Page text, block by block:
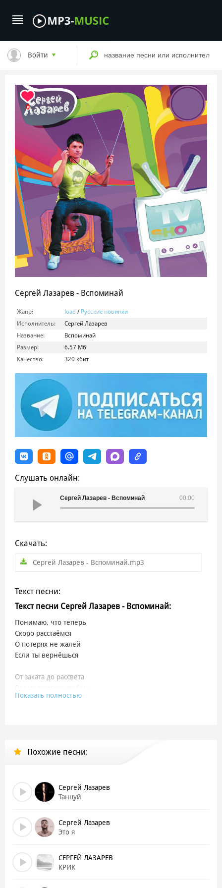
Войти
0
Сергей Лазарев - Вспоминай
Жанр: load / Русские новинки
Исполнитель:
Сергей Лазарев
Название:
Вспоминай
Размер:
6.57 Мб
Качество:
320 кбит
Слушать онлайн:
00:00
Сергей Лазарев - Вспоминай
Скачать:
Сергей Лазарев - Вспоминай.mp3
Текст песни:
Текст песни Сергей Лазарев - Вспоминай:
Понимаю, что теперь
Скоро расстаёмся
О потерях не жалей
Если ты вернёшься
От заката до рассвета
В сердце нежность безутешна
Вспоминай
Дождём смоет слёзы
И глядя на звёзды
Вспоминай обо мне
Мы расстанемся сейчас
Сердце не поранишь
Показать полностью
Похожие песни:
Сергей Лазарев
Танцуй
Сергей Лазарев
Это я
СЕРГЕЙ ЛАЗАРЕВ
КРИК